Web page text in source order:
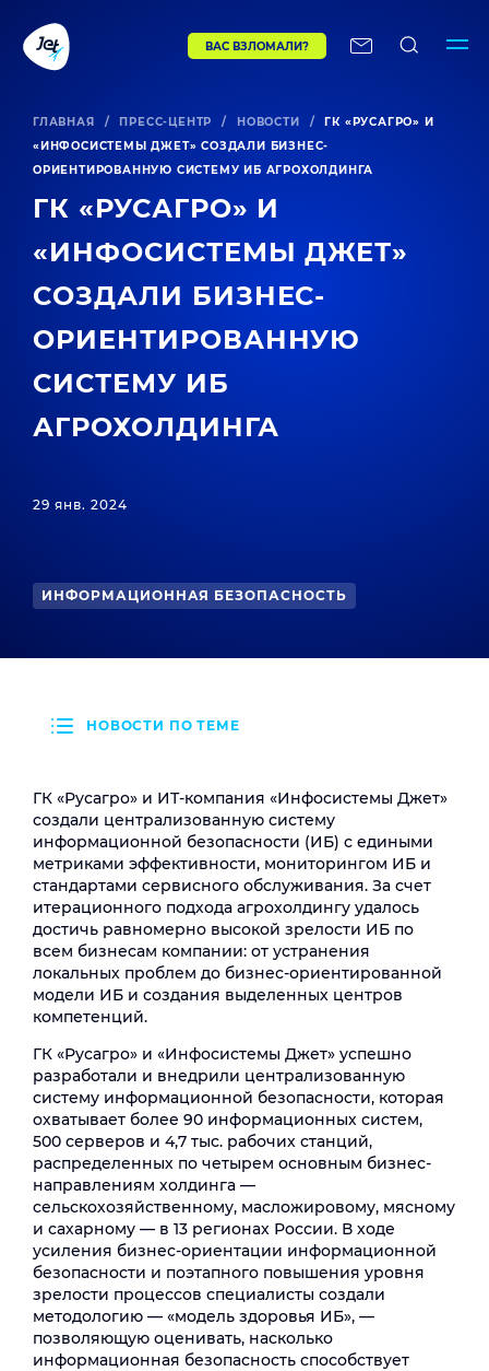
ВАС ВЗЛОМАЛИ?
ГЛАВНАЯ / ПРЕСС-ЦЕНТР / НОВОСТИ /
ГК «РУСАГРО» И
«ИНФОСИСТЕМЫ ДЖЕТ» СОЗДАЛИ БИЗНЕС-
ОРИЕНТИРОВАННУЮ СИСТЕМУ ИБ АГРОХОЛДИНГА
ГК «РУСАГРО» И
«ИНФОСИСТЕМЫ ДЖЕТ»
СОЗДАЛИ БИЗНЕС-
ОРИЕНТИРОВАННУЮ
СИСТЕМУ ИБ
АГРОХОЛДИНГА
29 янв. 2024
ИНФОРМАЦИОННАЯ БЕЗОПАСНОСТЬ
НОВОСТИ ПО ТЕМЕ
ГК «Русагро» и ИТ-компания «Инфосистемы Джет»
создали централизованную систему
информационной безопасности (ИБ) с едиными
метриками эффективности, мониторингом ИБ и
стандартами сервисного обслуживания. За счет
итерационного подхода агрохолдингу удалось
достичь равномерно высокой зрелости ИБ по
всем бизнесам компании: от устранения
локальных проблем до бизнес-ориентированной
модели ИБ и создания выделенных центров
компетенций.
ГК «Русагро» и «Инфосистемы Джет» успешно
разработали и внедрили централизованную
систему информационной безопасности, которая
охватывает более 90 информационных систем,
500 серверов и 4,7 тыс. рабочих станций,
распределенных по четырем основным бизнес-
направлениям холдинга —
сельскохозяйственному, масложировому, мясному
и сахарному — в 13 регионах России. В ходе
усиления бизнес-ориентации информационной
безопасности и поэтапного повышения уровня
зрелости процессов специалисты создали
методологию — «модель здоровья ИБ», —
позволяющую оценивать, насколько
информационная безопасность способствует